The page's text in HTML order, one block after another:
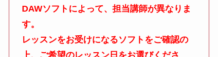
DAWソフトによって、担当講師が異なりま
す。
レッスンをお受けになるソフトをご確認の